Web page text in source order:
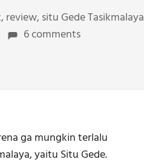
, review, situ Gede
6 comments
ga mungkin terlalu
yaitu Situ Gede.